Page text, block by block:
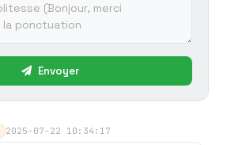
Envoyer
2025-07-22 10:34:17